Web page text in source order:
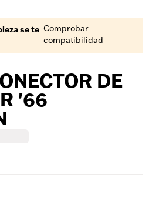
se te Comprobar
compatibilidad
DE
'66